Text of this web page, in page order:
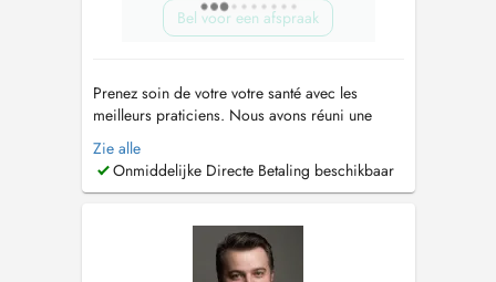
Bel voor een afspraak
Prenez soin de votre votre santé avec les
meilleurs praticiens. Nous avons réuni une
équipe de dentistes généraliste et spécialiste
pour prendre soin de vous rapidement et
efficacement. Lorsque vous avez un problème
heures voire même des jours. Nous somm...
Zie alle
Onmiddelijke Directe Betaling beschikbaar